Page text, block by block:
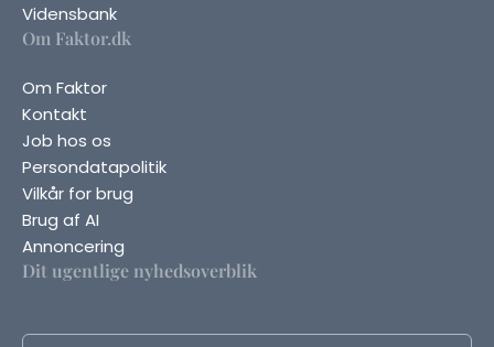
Vidensbank
Om Faktor.dk
Om Faktor
Kontakt
Job hos os
Persondatapolitik
Vilkår for brug
Brug af AI
Annoncering
Dit ugentlige nyhedsoverblik